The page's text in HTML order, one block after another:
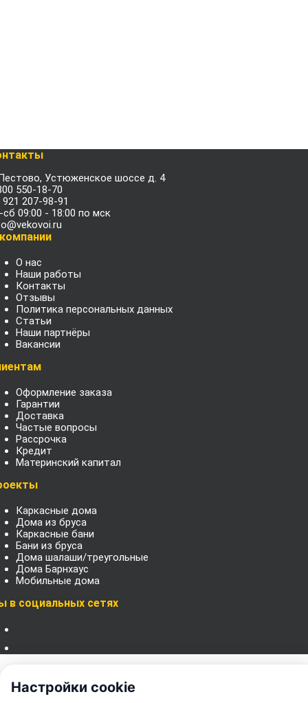
Устюженское шоссе д. 4
550-18-70
921 207-98-91
сб 09:00 - 18:00 по мск
О нас
Наши работы
Контакты
Отзывы
Политика персональных данных
Статьи
Наши партнёры
Вакансии
Оформление заказа
Гарантии
Доставка
Частые вопросы
Рассрочка
Кредит
Материнский капитал
Каркасные дома
Дома из бруса
Каркасные бани
Бани из бруса
Дома шалаши/треугольные
Дома Барнхаус
Мобильные дома
в социальных сетях
Настройки cookie
Барнхаусы
Дома афрейм